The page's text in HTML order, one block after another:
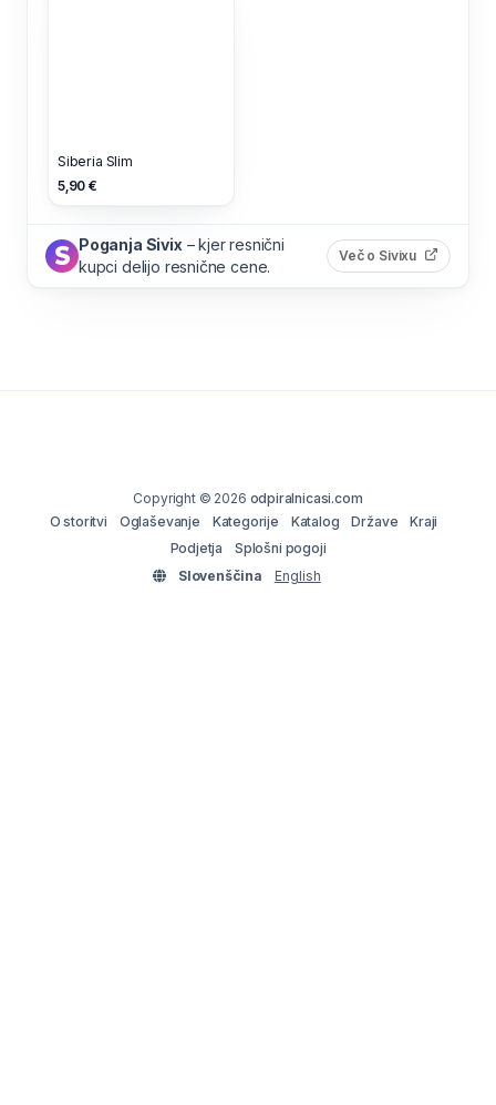
Siberia Slim
5,90 €
Poganja Sivix – kjer resnični
kupci delijo resnične cene.
Več o Sivixu (odpre
Copyright © 2026 odpiralnicasi.com
O storitvi
Oglaševanje Kategorije Katalog Države
Kraji
Podjetja
Splošni pogoji
Slovenščina
English